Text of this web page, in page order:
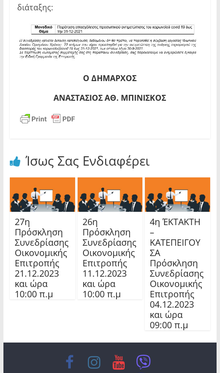
διάταξης:
Ο ΔΗΜΑΡΧΟΣ
ΑΝΑΣΤΑΣΙΟΣ ΑΘ. ΜΠΙΝΙΣΚΟΣ
Ίσως Σας Ενδιαφέρει
27η
Πρόσκληση
Συνεδρίασης
Οικονομικής
Επιτροπής
21.12.2023
και ώρα
10:00 π.μ
26η
Πρόσκληση
Συνεδρίασης
Οικονομικής
Επιτροπής
11.12.2023
και ώρα
10:00 π.μ
4η ΈΚΤΑΚΤΗ
–
ΚΑΤΕΠΕΙΓΟΥ
ΣΑ
Πρόσκληση
Συνεδρίασης
Οικονομικής
Επιτροπής
04.12.2023
και ώρα
09:00 π.μ